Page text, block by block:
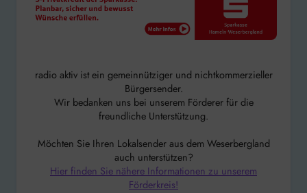
radio aktiv ist ein gemeinnütziger und nichtkommerzieller
Bürgersender.
Wir bedanken uns bei unserem Förderer für die
freundliche Unterstützung.
Möchten Sie Ihren Lokalsender aus dem Weserbergland
auch unterstützen?
Hier finden Sie nähere Informationen zu unserem
Förderkreis!